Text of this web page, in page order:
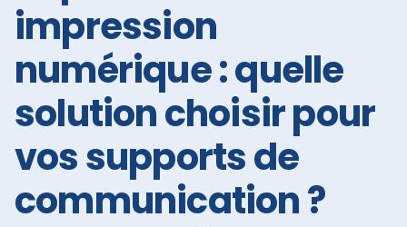
impression
numérique : quelle
solution choisir pour
vos supports de
communication ?